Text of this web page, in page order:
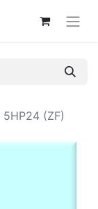
(ZF)